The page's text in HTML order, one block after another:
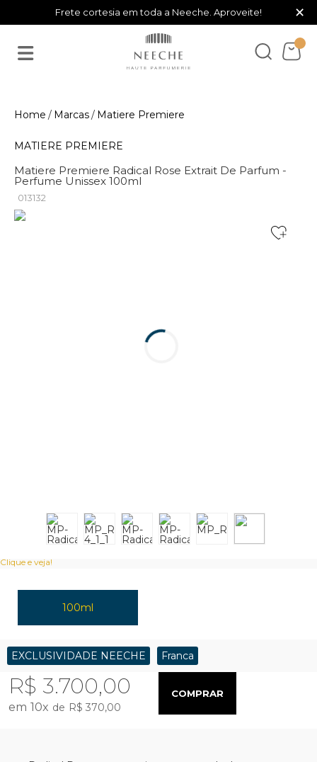
Frete cortesia em toda a Neeche. Aproveite! ×
Marcas Matiere Premiere
MATIERE PREMIERE
Matiere Premiere Radical Rose Extrait De Parfum -
Perfume Unissex 100ml
013132
Clique e veja!
100ml
EXCLUSIVIDADE NEECHE Franca
R$ 3.700,00
10x R$ 370,00
COMPRAR